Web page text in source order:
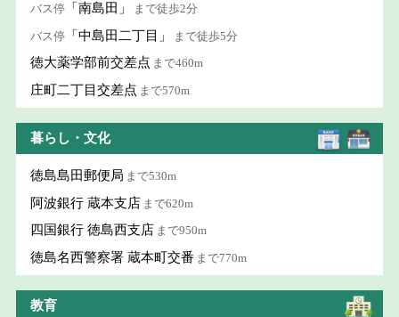
バス停 「南島田」 まで徒歩2分
バス停 「中島田二丁目」 まで徒歩5分
徳大薬学部前交差点 まで460m
庄町二丁目交差点 まで570m
暮らし・文化
徳島島田郵便局 まで530m
阿波銀行 蔵本支店 まで620m
四国銀行 徳島西支店 まで950m
徳島名西警察署 蔵本町交番 まで770m
教育